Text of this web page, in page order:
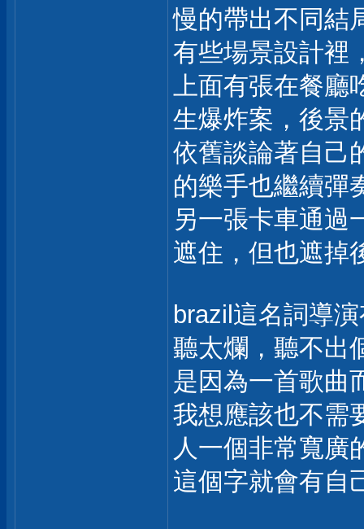
慢的帶出不同結
有些場景設計裡
上面有張在餐
生爆炸案，後景
依舊談論著自己
的樂手也繼續彈
另一張卡車通過
遮住，但也遮掉
brazil這名詞導
聽太爛，聽不出
是因為一首歌曲
我想應該也不需
人一個非常寬廣
這個字就會有自